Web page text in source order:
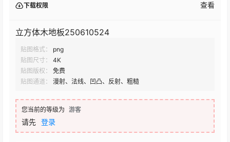
下载权限 查看
立方体木地板250610524
贴图格式：
png
贴图尺寸：
4K
贴图版权：
免费
贴图通道：
漫射、法线、凹凸、反射、粗糙
您当前的等级为 游客
请先 登录